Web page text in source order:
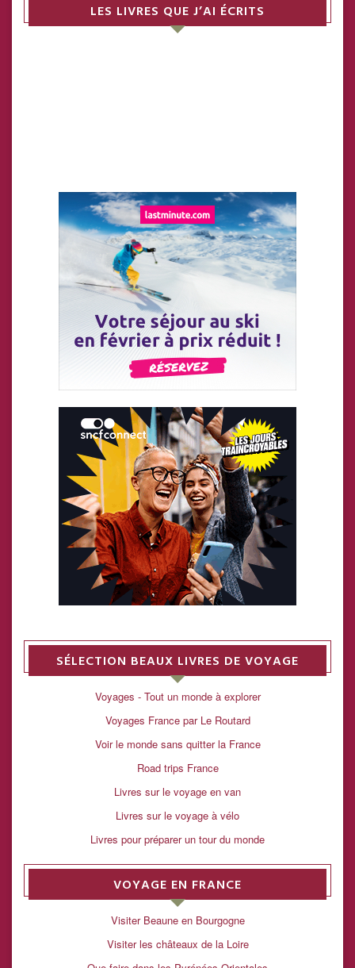
LES LIVRES QUE J’AI ÉCRITS
SÉLECTION BEAUX LIVRES DE VOYAGE
Voyages - Tout un monde à explorer
Voyages France par Le Routard
Voir le monde sans quitter la France
Road trips France
Livres sur le voyage en van
Livres sur le voyage à vélo
Livres pour préparer un tour du monde
VOYAGE EN FRANCE
Visiter Beaune en Bourgogne
Visiter les châteaux de la Loire